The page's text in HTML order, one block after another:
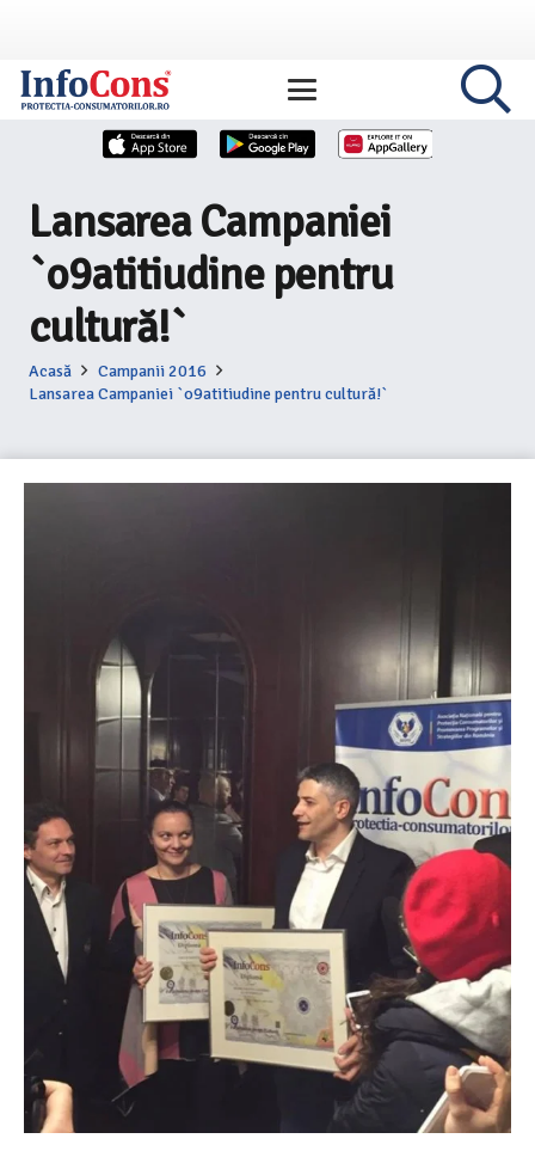
Lansarea Campaniei
`o9atitiudine pentru
cultură!`
Acasă
Campanii 2016
Lansarea Campaniei `o9atitiudine pentru cultură!`